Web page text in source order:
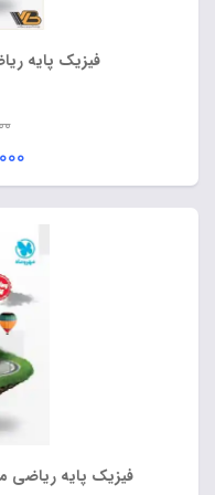
فیزیک پایه
فیزیک پایه ریاضی